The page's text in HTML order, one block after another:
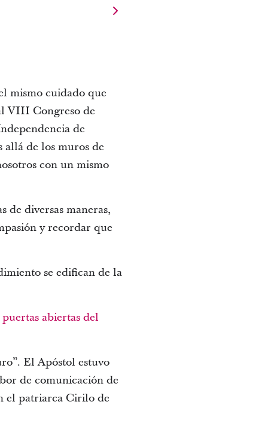
mismo cuidado que
VIII Congreso de
de
allá de los muros de
con un mismo
de diversas maneras,
y recordar que
se edifican de la
abiertas del
El Apóstol estuvo
de comunicación de
el patriarca Cirilo de